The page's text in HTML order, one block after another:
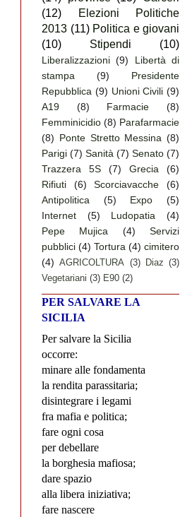
(12)
Elezioni Politiche
2013 (11) Politica e giovani
(10)
Stipendi (10)
Liberalizzazioni (9)
Libertà di
stampa
(9)
Presidente
Repubblica (9) Unioni Civili (9)
A19
(8) Farmacie
(8)
Femminicidio (8) Parafarmacie
(8) Ponte Stretto Messina (8)
Parigi (7) Sanità (7) Senato (7)
Trazzera 5S
(7) Grecia
(6)
Rifiuti
(6) Scorciavacche
(6)
Antipolitica
(5) Expo
(5)
Internet
(5) Ludopatia
(4)
Pepe Mujica
(4)
Servizi
pubblici (4) Tortura (4) cimitero
(4) AGRICOLTURA (3) Diaz (3)
Vegetariani (3) E90 (2)
PER SALVARE LA
SICILIA
Per salvare la Sicilia
occorre:
minare alle fondamenta
la rendita parassitaria;
disintegrare i legami
fra mafia e politica;
fare ogni cosa
per debellare
la borghesia mafiosa;
dare spazio
alla libera iniziativa;
fare nascere